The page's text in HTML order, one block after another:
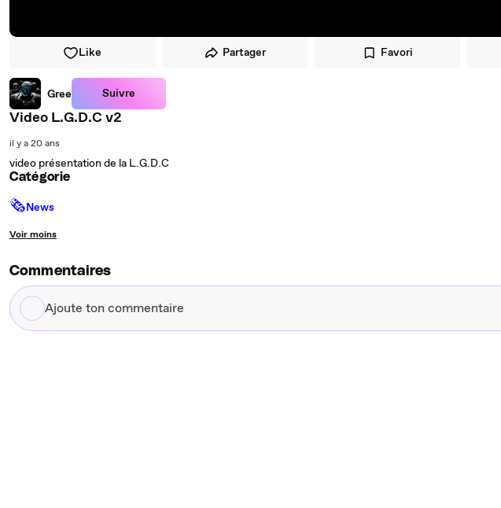
Like Partager Favori
Gree Suivre
Video L.G.D.C v2
il y a 20 ans
video présentation de la L.G.D.C
Catégorie
🗞News
Voir moins
Commentaires
Ajoute
ton